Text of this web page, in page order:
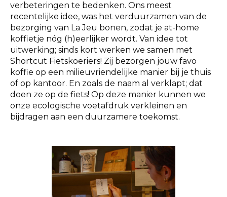
verbeteringen te bedenken. Ons meest
recentelijke idee, was het verduurzamen van de
bezorging van La Jeu bonen, zodat je at-home
koffietje nóg (h)eerlijker wordt. Van idee tot
uitwerking; sinds kort werken we samen met
Shortcut Fietskoeriers! Zij bezorgen jouw favo
koffie op een milieuvriendelijke manier bij je thuis
of op kantoor. En zoals de naam al verklapt; dat
doen ze op de fiets! Op deze manier kunnen we
onze ecologische voetafdruk verkleinen en
bijdragen aan een duurzamere toekomst.